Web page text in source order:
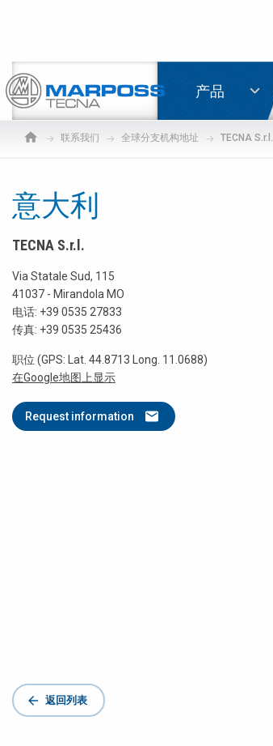
Marposs
S.p.A.
产品
联系我们 全球分支机构地址 TECNA S.r.l.
意大利
TECNA S.r.l.
Via Statale Sud, 115
41037 - Mirandola MO
电话: +39 0535 27833
传真: +39 0535 25436
职位 (GPS: Lat. 44.8713 Long. 11.0688)
在Google地图上显示
Request information
返回列表